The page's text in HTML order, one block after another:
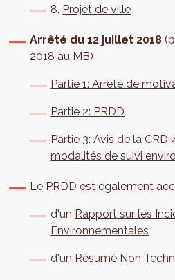
8. Projet de ville
Arrêté du 12 juillet 2018
2018 au MB)
Partie 1: Arrêté de
Partie 2: PRDD
Partie 3: Avis de la
modalités de suivi
Le PRDD est également
d'un Rapport sur les
Environnementales
d'un Résumé Non